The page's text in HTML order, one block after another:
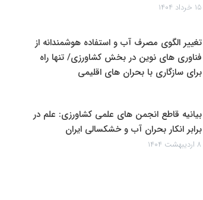
۱۵ خرداد ۱۴۰۴
تغییر الگوی مصرف آب و استفاده هوشمندانه از
فناوری های نوین در بخش کشاورزی/ تنها راه
برای سازگاری با بحران های اقلیمی
بیانیه قاطع انجمن های علمی کشاورزی: علم در
برابر انکار بحران آب و خشکسالی ایران
۸ اردیبهشت ۱۴۰۴